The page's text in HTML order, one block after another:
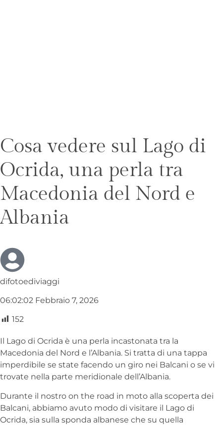
Cosa vedere sul Lago di
Ocrida, una perla tra
Macedonia del Nord e
Albania
difotoediviaggi
06:02:02 Febbraio 7, 2026
152
Il Lago di Ocrida è una perla incastonata tra la
Macedonia del Nord e l’Albania. Si tratta di una tappa
imperdibile se state facendo un giro nei Balcani o se vi
trovate nella parte meridionale dell’Albania.
Durante il nostro on the road in moto alla scoperta dei
Balcani, abbiamo avuto modo di visitare il Lago di
Ocrida, sia sulla sponda albanese che su quella